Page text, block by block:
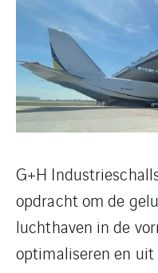
G+H
opdracht om de
luchthaven in de
optimaliseren en